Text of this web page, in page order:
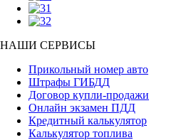
НАШИ СЕРВИСЫ
Прикольный номер авто
Штрафы ГИБДД
Договор купли-продажи
Онлайн экзамен ПДД
Кредитный калькулятор
Калькулятор топлива